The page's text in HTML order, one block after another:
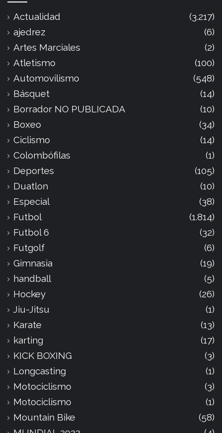
Actualidad
(3.217)
ajedrez
(6)
Artes Marciales
(2)
Atletismo
(100)
Automovilismo
(548)
Básquet
(14)
Borrador NO PUBLICADA
(10)
Boxeo
(34)
Ciclismo
(14)
Colombófilas
(1)
Deportes
(105)
Duatlon
(10)
Especial
(38)
Futbol
(1.814)
Futbol 6
(32)
Futgolf
(6)
Gimnasia
(19)
handball
(5)
Hockey
(26)
Jiu-Jitsu
(1)
Karate
(13)
karting
(17)
KICK BOXING
(3)
Longcasting
(1)
Motociclismo
(3)
Motociclismo
(1)
Mountain Bike
(58)